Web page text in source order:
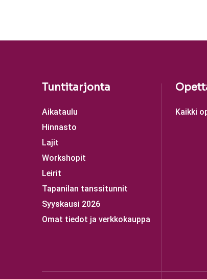
Tuntitarjonta
Aikataulu
Hinnasto
Lajit
Workshopit
Leirit
Tapanilan tanssitunnit
Syyskausi 2026
Omat tiedot ja verkkokauppa
Kaikki